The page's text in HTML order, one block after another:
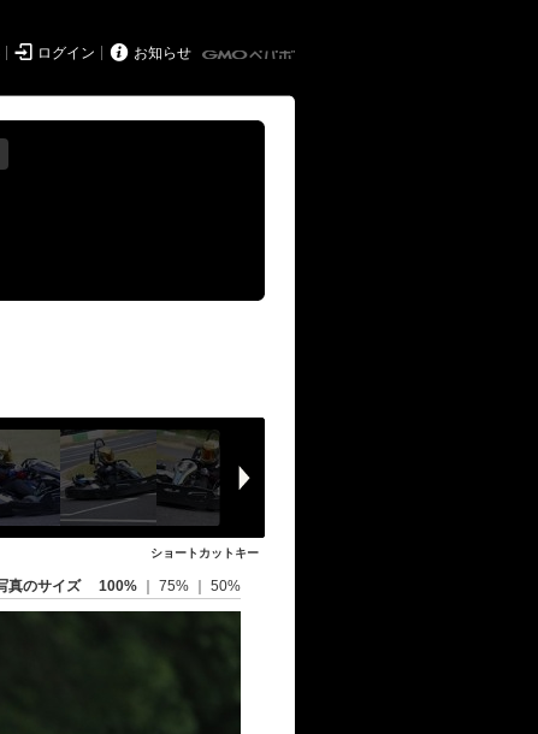
 ログイン  お知らせ
ショートカットキー
真のサイズ 100% 75% 50%